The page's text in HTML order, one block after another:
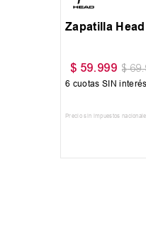
Zapatilla
$ 59.999 $ 69.
6 cuotas SIN
Precio sin impuestos